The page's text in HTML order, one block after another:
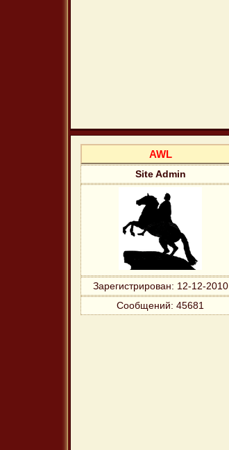
AWL
Site Admin
Зарегистрирован: 12-12-2010
Сообщений: 45681